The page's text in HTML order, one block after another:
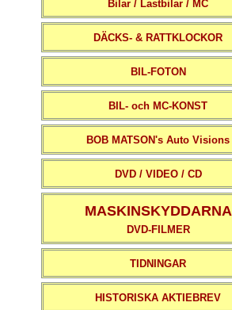
Bilar / Lastbilar / MC
DÄCKS- & RATTKLOCKOR
BIL-FOTON
BIL- och MC-KONST
BOB MATSON's Auto Visions
DVD / VIDEO / CD
MASKINSKYDDARNA
DVD-FILMER
TIDNINGAR
HISTORISKA AKTIEBREV